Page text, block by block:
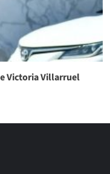
Victoria Villarruel